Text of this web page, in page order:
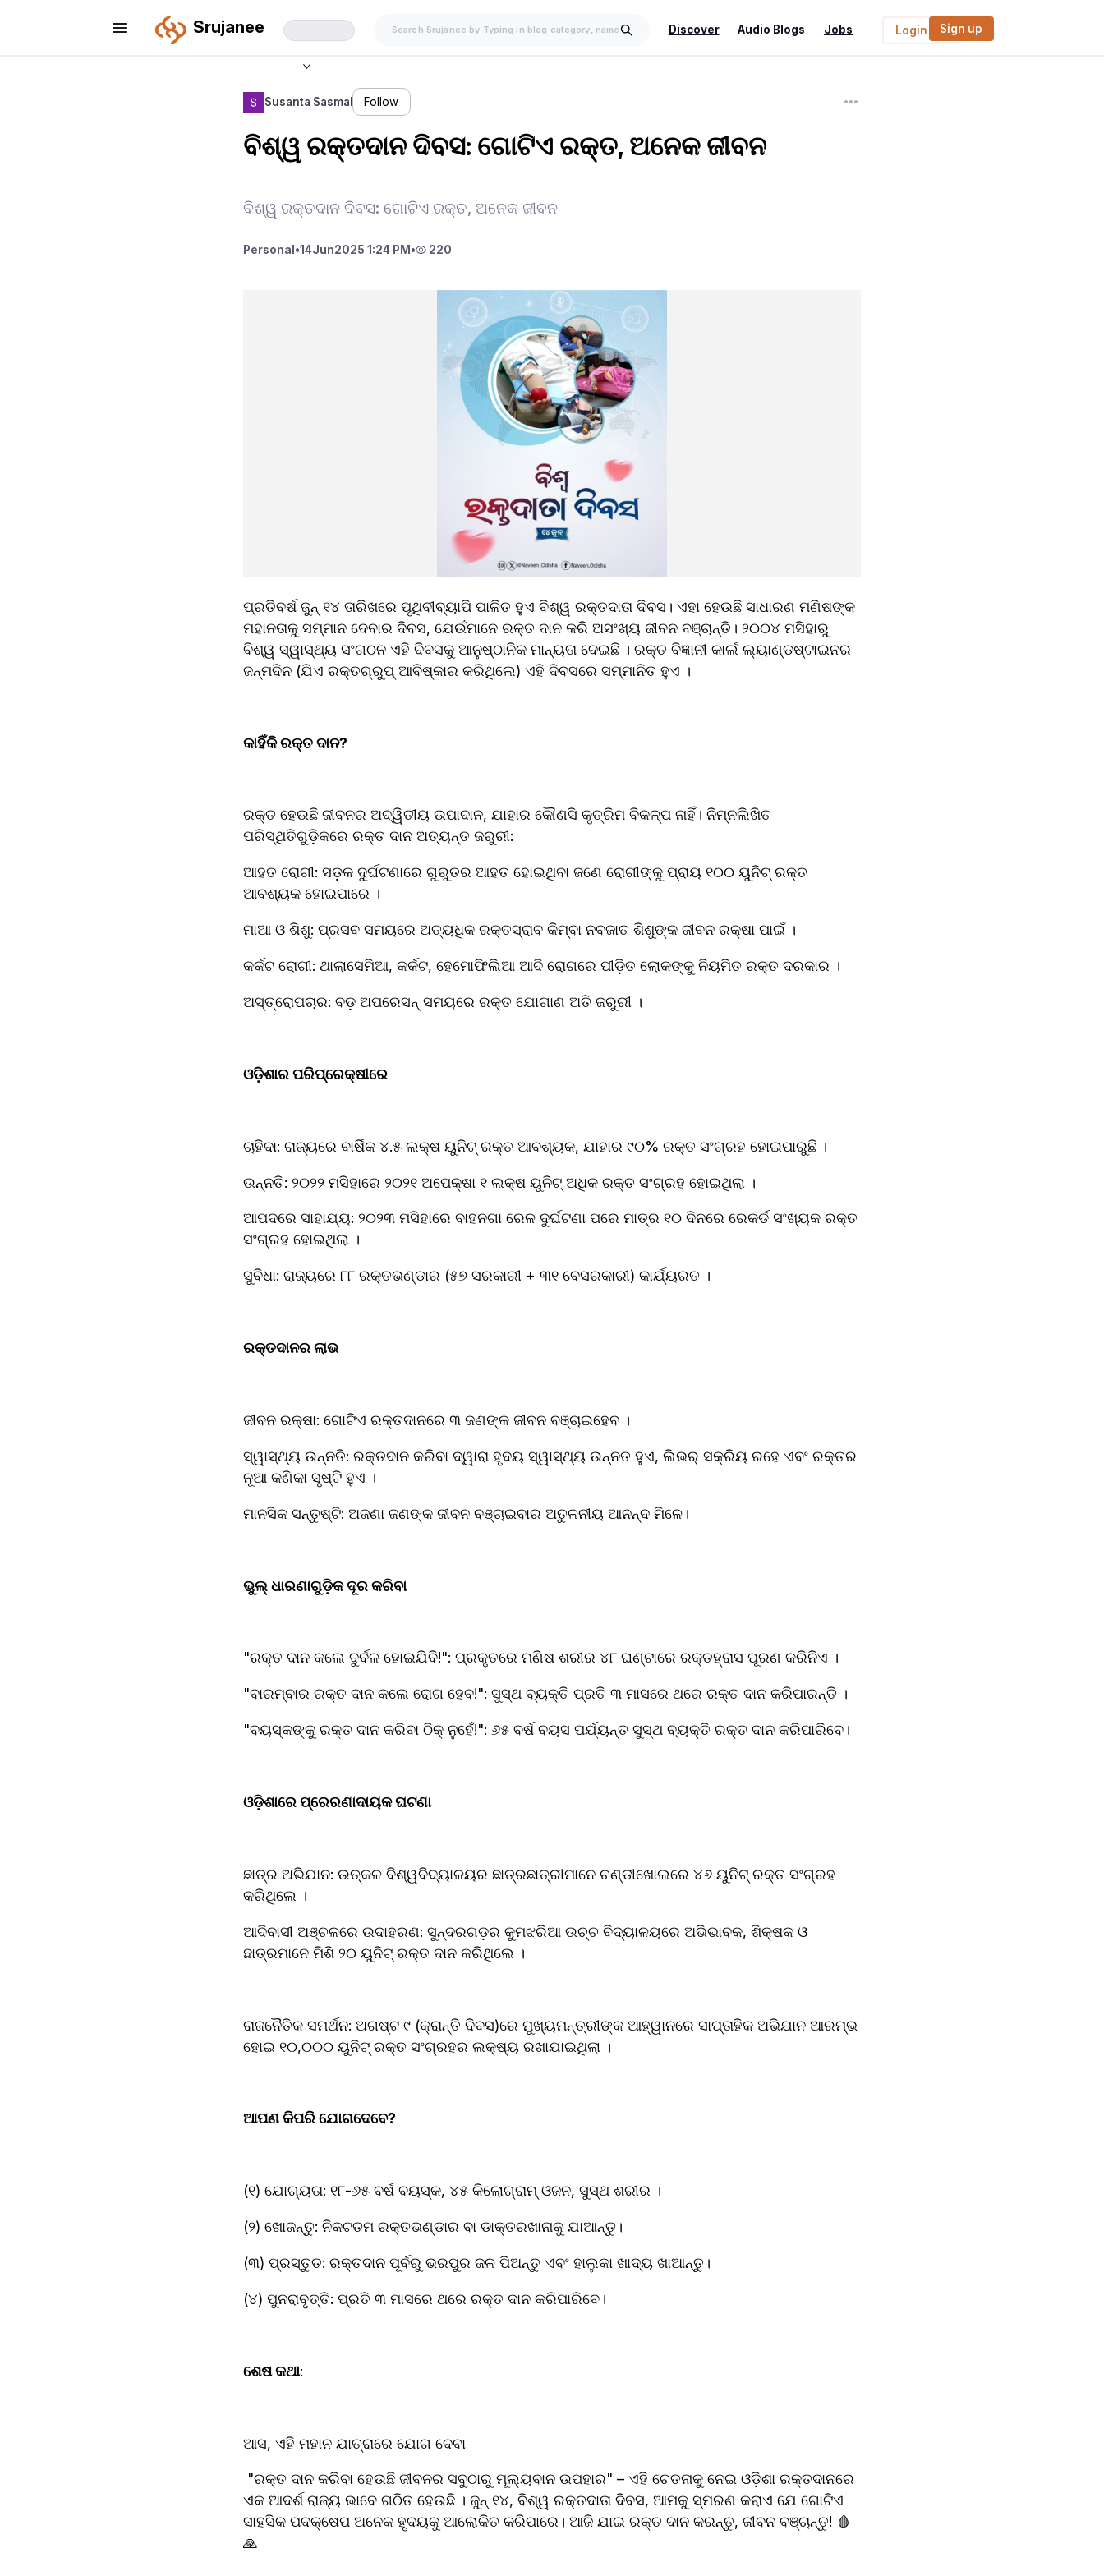
Srujanee Discover Audio Blogs Jobs Login Sign up
Susanta Sasmal Follow
ବିଶ୍ୱ ରକ୍ତଦାନ ଦିବସ: ଗୋଟିଏ ରକ୍ତ, ଅନେକ ଜୀବନ
ବିଶ୍ୱ ରକ୍ତଦାନ ଦିବସ: ଗୋଟିଏ ରକ୍ତ, ଅନେକ ଜୀବନ
Personal •14Jun2025 1:24 PM • 220
ପ୍ରତିବର୍ଷ ଜୁନ୍ ୧୪ ତାରିଖରେ ପୃଥିବୀବ୍ୟାପି ପାଳିତ ହୁଏ ବିଶ୍ୱ ରକ୍ତଦାତା ଦିବସ। ଏହା ହେଉଛି ସାଧାରଣ ମଣିଷଙ୍କ
ମହାନତାକୁ ସମ୍ମାନ ଦେବାର ଦିବସ, ଯେଉଁମାନେ ରକ୍ତ ଦାନ କରି ଅସଂଖ୍ୟ ଜୀବନ ବଞ୍ଚାନ୍ତି। ୨୦୦୪ ମସିହାରୁ
ବିଶ୍ୱ ସ୍ୱାସ୍ଥ୍ୟ ସଂଗଠନ ଏହି ଦିବସକୁ ଆନୁଷ୍ଠାନିକ ମାନ୍ୟତା ଦେଇଛି । ରକ୍ତ ବିଜ୍ଞାନୀ କାର୍ଲ ଲ୍ୟାଣ୍ଡଷ୍ଟାଇନର
ଜନ୍ମଦିନ (ଯିଏ ରକ୍ତଗ୍ରୁପ୍ ଆବିଷ୍କାର କରିଥିଲେ) ଏହି ଦିବସରେ ସମ୍ମାନିତ ହୁଏ ।
କାହିଁକି ରକ୍ତ ଦାନ?
ରକ୍ତ ହେଉଛି ଜୀବନର ଅଦ୍ୱିତୀୟ ଉପାଦାନ, ଯାହାର କୌଣସି କୃତ୍ରିମ ବିକଳ୍ପ ନାହିଁ। ନିମ୍ନଲିଖିତ
ପରିସ୍ଥିତିଗୁଡ଼ିକରେ ରକ୍ତ ଦାନ ଅତ୍ୟନ୍ତ ଜରୁରୀ:
ଆହତ ରୋଗୀ: ସଡ଼କ ଦୁର୍ଘଟଣାରେ ଗୁରୁତର ଆହତ ହୋଇଥିବା ଜଣେ ରୋଗୀଙ୍କୁ ପ୍ରାୟ ୧୦୦ ୟୁନିଟ୍ ରକ୍ତ
ଆବଶ୍ୟକ ହୋଇପାରେ ।
ମାଆ ଓ ଶିଶୁ: ପ୍ରସବ ସମୟରେ ଅତ୍ୟଧିକ ରକ୍ତସ୍ରାବ କିମ୍ବା ନବଜାତ ଶିଶୁଙ୍କ ଜୀବନ ରକ୍ଷା ପାଇଁ ।
କର୍କଟ ରୋଗୀ: ଥାଲାସେମିଆ, କର୍କଟ, ହେମୋଫିଲିଆ ଆଦି ରୋଗରେ ପୀଡ଼ିତ ଲୋକଙ୍କୁ ନିୟମିତ ରକ୍ତ ଦରକାର ।
ଅସ୍ତ୍ରୋପଚାର: ବଡ଼ ଅପରେସନ୍ ସମୟରେ ରକ୍ତ ଯୋଗାଣ ଅତି ଜରୁରୀ ।
ଓଡ଼ିଶାର ପରିପ୍ରେକ୍ଷୀରେ
ଚାହିଦା: ରାଜ୍ୟରେ ବାର୍ଷିକ ୪.୫ ଲକ୍ଷ ୟୁନିଟ୍ ରକ୍ତ ଆବଶ୍ୟକ, ଯାହାର ୯୦% ରକ୍ତ ସଂଗ୍ରହ ହୋଇପାରୁଛି ।
ଉନ୍ନତି: ୨୦୨୨ ମସିହାରେ ୨୦୨୧ ଅପେକ୍ଷା ୧ ଲକ୍ଷ ୟୁନିଟ୍ ଅଧିକ ରକ୍ତ ସଂଗ୍ରହ ହୋଇଥିଲା ।
ଆପଦରେ ସାହାଯ୍ୟ: ୨୦୨୩ ମସିହାରେ ବାହନଗା ରେଳ ଦୁର୍ଘଟଣା ପରେ ମାତ୍ର ୧୦ ଦିନରେ ରେକର୍ଡ ସଂଖ୍ୟକ ରକ୍ତ
ସଂଗ୍ରହ ହୋଇଥିଲା ।
ସୁବିଧା: ରାଜ୍ୟରେ ୮୮ ରକ୍ତଭଣ୍ଡାର (୫୭ ସରକାରୀ + ୩୧ ବେସରକାରୀ) କାର୍ଯ୍ୟରତ ।
ରକ୍ତଦାନର ଲାଭ
ଜୀବନ ରକ୍ଷା: ଗୋଟିଏ ରକ୍ତଦାନରେ ୩ ଜଣଙ୍କ ଜୀବନ ବଞ୍ଚାଇହେବ ।
ସ୍ୱାସ୍ଥ୍ୟ ଉନ୍ନତି: ରକ୍ତଦାନ କରିବା ଦ୍ୱାରା ହୃଦୟ ସ୍ୱାସ୍ଥ୍ୟ ଉନ୍ନତ ହୁଏ, ଲିଭର୍ ସକ୍ରିୟ ରହେ ଏବଂ ରକ୍ତର
ନୂଆ କଣିକା ସୃଷ୍ଟି ହୁଏ ।
ମାନସିକ ସନ୍ତୁଷ୍ଟି: ଅଜଣା ଜଣଙ୍କ ଜୀବନ ବଞ୍ଚାଇବାର ଅତୁଳନୀୟ ଆନନ୍ଦ ମିଳେ।
ଭୁଲ୍ ଧାରଣାଗୁଡ଼ିକ ଦୂର କରିବା
"ରକ୍ତ ଦାନ କଲେ ଦୁର୍ବଳ ହୋଇଯିବି!": ପ୍ରକୃତରେ ମଣିଷ ଶରୀର ୪୮ ଘଣ୍ଟାରେ ରକ୍ତହ୍ରାସ ପୂରଣ କରିନିଏ ।
"ବାରମ୍ବାର ରକ୍ତ ଦାନ କଲେ ରୋଗ ହେବ!": ସୁସ୍ଥ ବ୍ୟକ୍ତି ପ୍ରତି ୩ ମାସରେ ଥରେ ରକ୍ତ ଦାନ କରିପାରନ୍ତି ।
"ବୟସ୍କଙ୍କୁ ରକ୍ତ ଦାନ କରିବା ଠିକ୍ ନୁହେଁ!": ୬୫ ବର୍ଷ ବୟସ ପର୍ଯ୍ୟନ୍ତ ସୁସ୍ଥ ବ୍ୟକ୍ତି ରକ୍ତ ଦାନ କରିପାରିବେ।
ଓଡ଼ିଶାରେ ପ୍ରେରଣାଦାୟକ ଘଟଣା
ଛାତ୍ର ଅଭିଯାନ: ଉତ୍କଳ ବିଶ୍ୱବିଦ୍ୟାଳୟର ଛାତ୍ରଛାତ୍ରୀମାନେ ଚଣ୍ଡୀଖୋଲରେ ୪୬ ୟୁନିଟ୍ ରକ୍ତ ସଂଗ୍ରହ
କରିଥିଲେ ।
ଆଦିବାସୀ ଅଞ୍ଚଳରେ ଉଦାହରଣ: ସୁନ୍ଦରଗଡ଼ର କୁମଝରିଆ ଉଚ୍ଚ ବିଦ୍ୟାଳୟରେ ଅଭିଭାବକ, ଶିକ୍ଷକ ଓ
ଛାତ୍ରମାନେ ମିଶି ୨୦ ୟୁନିଟ୍ ରକ୍ତ ଦାନ କରିଥିଲେ ।
ରାଜନୈତିକ ସମର୍ଥନ: ଅଗଷ୍ଟ ୯ (କ୍ରାନ୍ତି ଦିବସ)ରେ ମୁଖ୍ୟମନ୍ତ୍ରୀଙ୍କ ଆହ୍ୱାନରେ ସାପ୍ତାହିକ ଅଭିଯାନ ଆରମ୍ଭ
ହୋଇ ୧୦,୦୦୦ ୟୁନିଟ୍ ରକ୍ତ ସଂଗ୍ରହର ଲକ୍ଷ୍ୟ ରଖାଯାଇଥିଲା ।
ଆପଣ କିପରି ଯୋଗଦେବେ?
(୧) ଯୋଗ୍ୟତା: ୧୮-୬୫ ବର୍ଷ ବୟସ୍କ, ୪୫ କିଲୋଗ୍ରାମ୍ ଓଜନ, ସୁସ୍ଥ ଶରୀର ।
(୨) ଖୋଜନ୍ତୁ: ନିକଟତମ ରକ୍ତଭଣ୍ଡାର ବା ଡାକ୍ତରଖାନାକୁ ଯାଆନ୍ତୁ।
(୩) ପ୍ରସ୍ତୁତ: ରକ୍ତଦାନ ପୂର୍ବରୁ ଭରପୁର ଜଳ ପିଅନ୍ତୁ ଏବଂ ହାଲୁକା ଖାଦ୍ୟ ଖାଆନ୍ତୁ।
(୪) ପୁନରାବୃତ୍ତି: ପ୍ରତି ୩ ମାସରେ ଥରେ ରକ୍ତ ଦାନ କରିପାରିବେ।
ଶେଷ କଥା:
ଆସ, ଏହି ମହାନ ଯାତ୍ରାରେ ଯୋଗ ଦେବା
ଏକ ଆଦର୍ଶ ରାଜ୍ୟ ଭାବେ ଗଠିତ ହେଉଛି । ଜୁନ୍ ୧୪, ବିଶ୍ୱ ରକ୍ତଦାତା ଦିବସ, ଆମକୁ ସ୍ମରଣ କରାଏ ଯେ ଗୋଟିଏ
ସାହସିକ ପଦକ୍ଷେପ ଅନେକ ହୃଦୟକୁ ଆଲୋକିତ କରିପାରେ। ଆଜି ଯାଇ ରକ୍ତ ଦାନ କରନ୍ତୁ, ଜୀବନ ବଞ୍ଚାନ୍ତୁ! 🩸
🙏